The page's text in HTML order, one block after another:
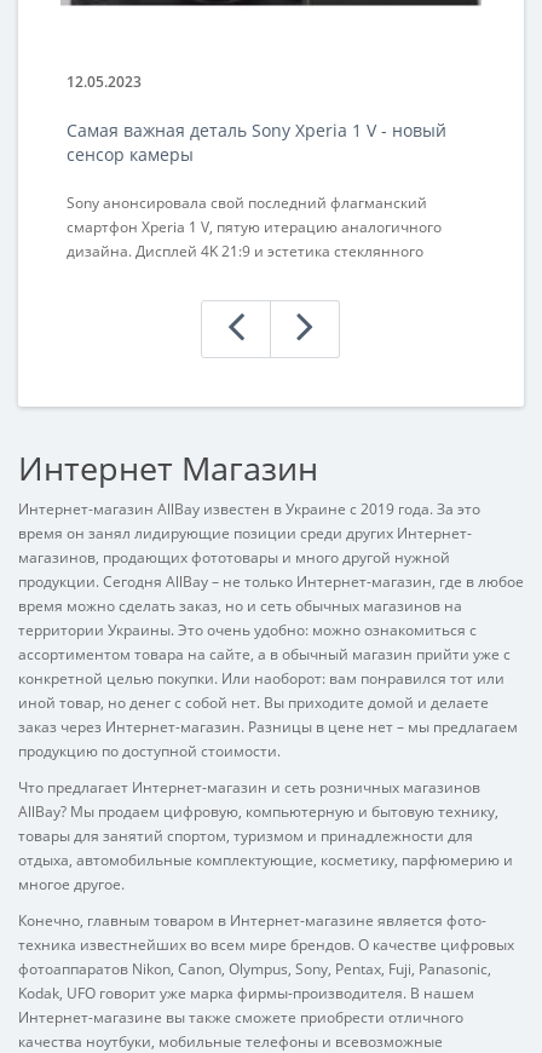
12.05.2023
Самая важная деталь Sony Xperia 1 V - новый
сенсор камеры
Sony анонсировала свой последний флагманский
смартфон Xperia 1 V, пятую итерацию аналогичного
дизайна. Дисплей 4K 21:9 и эстетика стеклянного
1 ранее, и с точки зрения дизайна мало что
Интернет Магазин
Интернет-магазин AllBay известен в Украине с 2019 года. За это
время он занял лидирующие позиции среди других Интернет-
магазинов, продающих фототовары и много другой нужной
продукции. Сегодня AllBay – не только Интернет-магазин, где в любое
время можно сделать заказ, но и сеть обычных магазинов на
территории Украины. Это очень удобно: можно ознакомиться с
ассортиментом товара на сайте, а в обычный магазин прийти уже с
конкретной целью покупки. Или наоборот: вам понравился тот или
иной товар, но денег с собой нет. Вы приходите домой и делаете
заказ через Интернет-магазин. Разницы в цене нет – мы предлагаем
продукцию по доступной стоимости.
Что предлагает Интернет-магазин и сеть розничных магазинов
AllBay? Мы продаем цифровую, компьютерную и бытовую технику,
товары для занятий спортом, туризмом и принадлежности для
отдыха, автомобильные комплектующие, косметику, парфюмерию и
многое другое.
Конечно, главным товаром в Интернет-магазине является фото-
техника известнейших во всем мире брендов. О качестве цифровых
фотоаппаратов Nikon, Canon, Olympus, Sony, Pentax, Fuji, Panasonic,
Kodak, UFO говорит уже марка фирмы-производителя. В нашем
Интернет-магазине вы также сможете приобрести отличного
качества ноутбуки, мобильные телефоны и всевозможные